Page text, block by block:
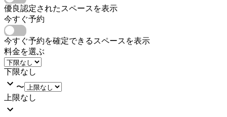
優良認定されたスペースを表示
今すぐ予約
今すぐ予約を確定できるスペースを表示
料金を選ぶ
下限なし
〜
上限なし